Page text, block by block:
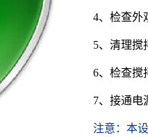
4、检查外
5、清理搅
6、检查搅
7、接通电
注意：本